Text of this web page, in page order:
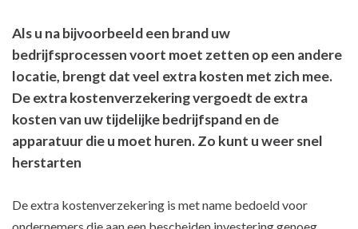
Als u na bijvoorbeeld een brand uw
bedrijfsprocessen voort moet zetten op een andere
locatie, brengt dat veel extra kosten met zich mee.
De extra kostenverzekering vergoedt de extra
kosten van uw tijdelijke bedrijfspand en de
apparatuur die u moet huren. Zo kunt u weer snel
herstarten
De extra kostenverzekering is met name bedoeld voor